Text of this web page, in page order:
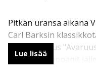
Pitkän uransa aikana
Carl Barksin
nimikertomus
Akun ja kumppanit
Lue lisää